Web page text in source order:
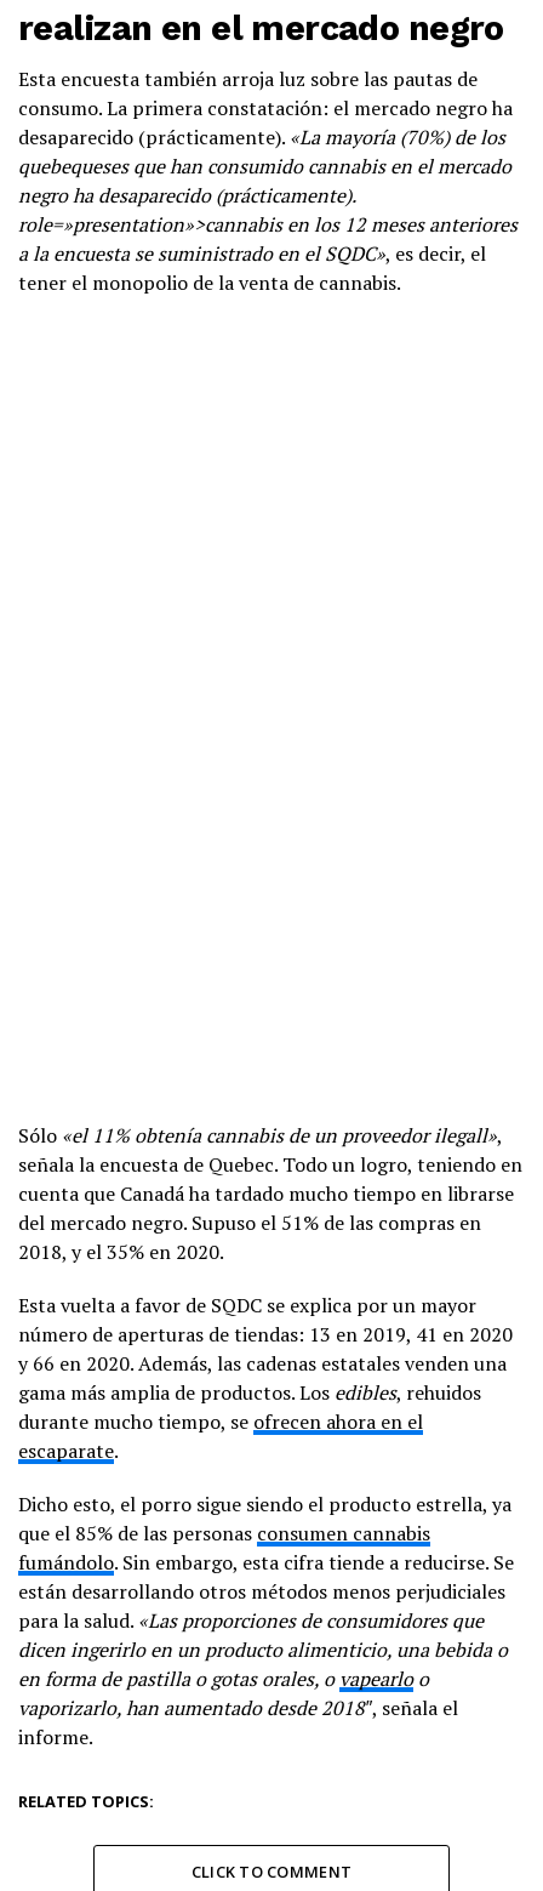
realizan en el mercado negro
Esta encuesta también arroja luz sobre las pautas de
consumo. La primera constatación: el mercado negro ha
desaparecido (prácticamente). «La mayoría (70%) de los
quebequeses que han consumido cannabis en el mercado
negro ha desaparecido (prácticamente).
role=»presentation»>cannabis en los 12 meses anteriores
a la encuesta se suministrado en el SQDC», es decir, el
tener el monopolio de la venta de cannabis.
Sólo «el 11% obtenía cannabis de un proveedor ilegall»,
señala la encuesta de Quebec. Todo un logro, teniendo en
cuenta que Canadá ha tardado mucho tiempo en librarse
del mercado negro. Supuso el 51% de las compras en
2018, y el 35% en 2020.
Esta vuelta a favor de SQDC se explica por un mayor
número de aperturas de tiendas: 13 en 2019, 41 en 2020
y 66 en 2020. Además, las cadenas estatales venden una
gama más amplia de productos. Los edibles, rehuidos
durante mucho tiempo, se ofrecen ahora en el
escaparate.
Dicho esto, el porro sigue siendo el producto estrella, ya
que el 85% de las personas consumen cannabis
fumándolo. Sin embargo, esta cifra tiende a reducirse. Se
están desarrollando otros métodos menos perjudiciales
para la salud. «Las proporciones de consumidores que
dicen ingerirlo en un producto alimenticio, una bebida o
en forma de pastilla o gotas orales, ovapearloo
vaporizarlo, han aumentado desde 2018″, señala el
informe.
RELATED TOPICS:
CLICK TO COMMENT